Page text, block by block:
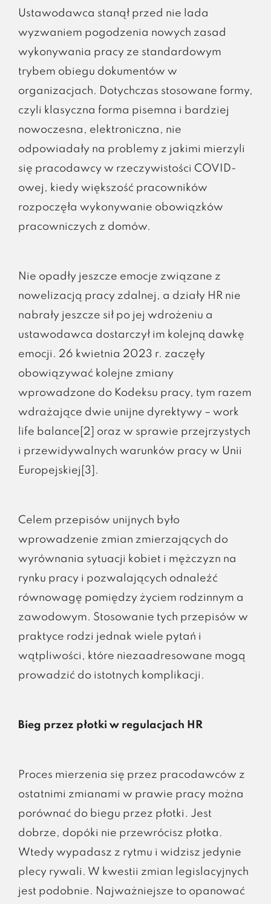
Ustawodawca stanął przed nie lada
wyzwaniem pogodzenia nowych zasad
wykonywania pracy ze standardowym
trybem obiegu dokumentów w
organizacjach. Dotychczas stosowane formy,
czyli klasyczna forma pisemna i bardziej
nowoczesna, elektroniczna, nie
odpowiadały na problemy z jakimi mierzyli
się pracodawcy w rzeczywistości COVID-
owej, kiedy większość pracowników
rozpoczęła wykonywanie obowiązków
pracowniczych z domów.
Nie opadły jeszcze emocje związane z
nowelizacją pracy zdalnej, a działy HR nie
nabrały jeszcze sił po jej wdrożeniu a
ustawodawca dostarczył im kolejną dawkę
emocji. 26 kwietnia 2023 r. zaczęły
obowiązywać kolejne zmiany
wprowadzone do Kodeksu pracy, tym razem
wdrażające dwie unijne dyrektywy – work
life balance[2] oraz w sprawie przejrzystych
i przewidywalnych warunków pracy w Unii
Europejskiej[3].
Celem przepisów unijnych było
wprowadzenie zmian zmierzających do
wyrównania sytuacji kobiet i mężczyzn na
rynku pracy i pozwalających odnaleźć
równowagę pomiędzy życiem rodzinnym a
zawodowym. Stosowanie tych przepisów w
praktyce rodzi jednak wiele pytań i
wątpliwości, które niezaadresowane mogą
prowadzić do istotnych komplikacji.
Bieg przez płotki w regulacjach HR
Proces mierzenia się przez pracodawców z
ostatnimi zmianami w prawie pracy można
porównać do biegu przez płotki. Jest
dobrze, dopóki nie przewrócisz płotka.
Wtedy wypadasz z rytmu i widzisz jedynie
plecy rywali. W kwestii zmian legislacyjnych
jest podobnie. Najważniejsze to opanować